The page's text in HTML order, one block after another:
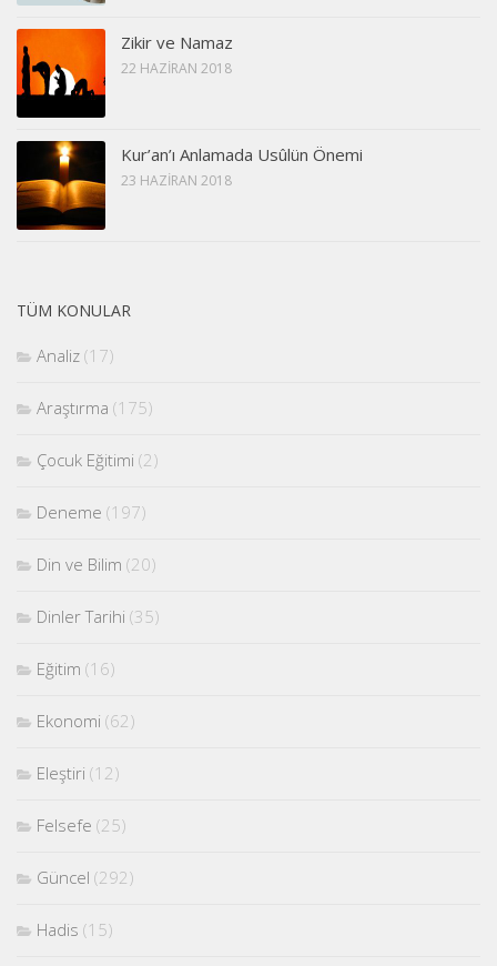
Zikir ve Namaz
22 HAZIRAN 2018
Kur’an’ı Anlamada Usûlün Önemi
23 HAZIRAN 2018
TÜM KONULAR
Analiz (17)
Araştırma (175)
Çocuk Eğitimi (2)
Deneme (197)
Din ve Bilim (20)
Dinler Tarihi (35)
Eğitim (16)
Ekonomi (62)
Eleştiri (12)
Felsefe (25)
Güncel (292)
Hadis (15)